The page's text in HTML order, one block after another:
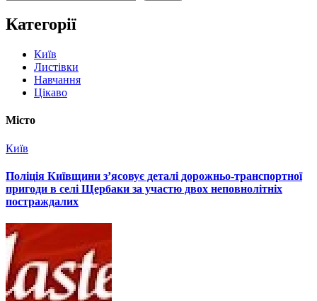
Категорії
Київ
Листівки
Навчання
Цікаво
Місто
Київ
Поліція Київщини з’ясовує деталі дорожньо-транспортної
пригоди в селі Щербаки за участю двох неповнолітніх
постраждалих